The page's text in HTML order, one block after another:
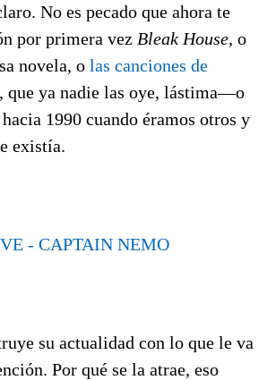
No es pecado que ahora te
por primera vez Bleak House, o
novela, o las canciones de
, que ya nadie las oye, lástima—o
1990 cuando éramos otros y
existía.
- CAPTAIN NEMO
su actualidad con lo que le va
Por qué se la atrae, eso